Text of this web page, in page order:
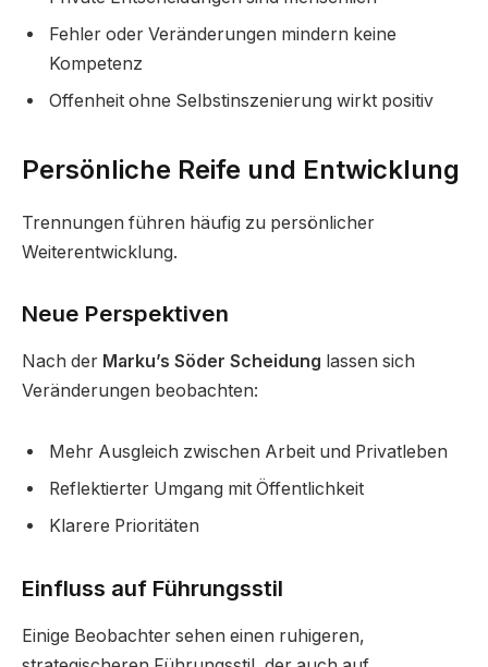
Fehler oder Veränderungen mindern keine
Kompetenz
Offenheit ohne Selbstinszenierung wirkt positiv
Persönliche Reife und Entwicklung
Trennungen führen häufig zu persönlicher
Weiterentwicklung.
Neue Perspektiven
Nach der Marku’s Söder Scheidung lassen sich
Veränderungen beobachten:
Mehr Ausgleich zwischen Arbeit und Privatleben
Reflektierter Umgang mit Öffentlichkeit
Klarere Prioritäten
Einfluss auf Führungsstil
Einige Beobachter sehen einen ruhigeren,